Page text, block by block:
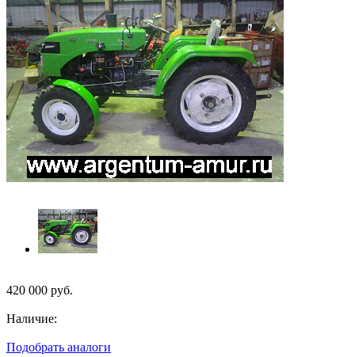
420 000 руб.
Наличие:
Подобрать аналоги